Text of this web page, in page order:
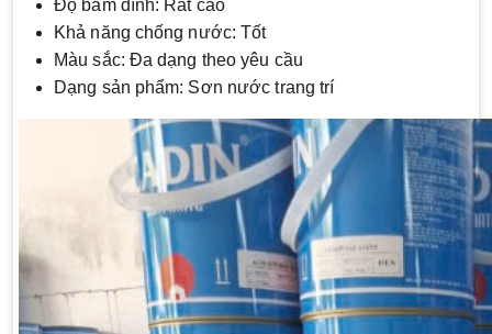
Độ bám dính: Rất cao
Khả năng chống nước: Tốt
Màu sắc: Đa dạng theo yêu cầu
Dạng sản phẩm: Sơn nước trang trí